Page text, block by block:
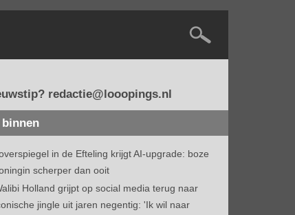
redactie@looopings.nl
binnen
in de Efteling krijgt AI-upgrade: boze
scherper dan ooit
Holland grijpt op social media terug naar
jingle uit jaren negentig: 'Ik wil naar